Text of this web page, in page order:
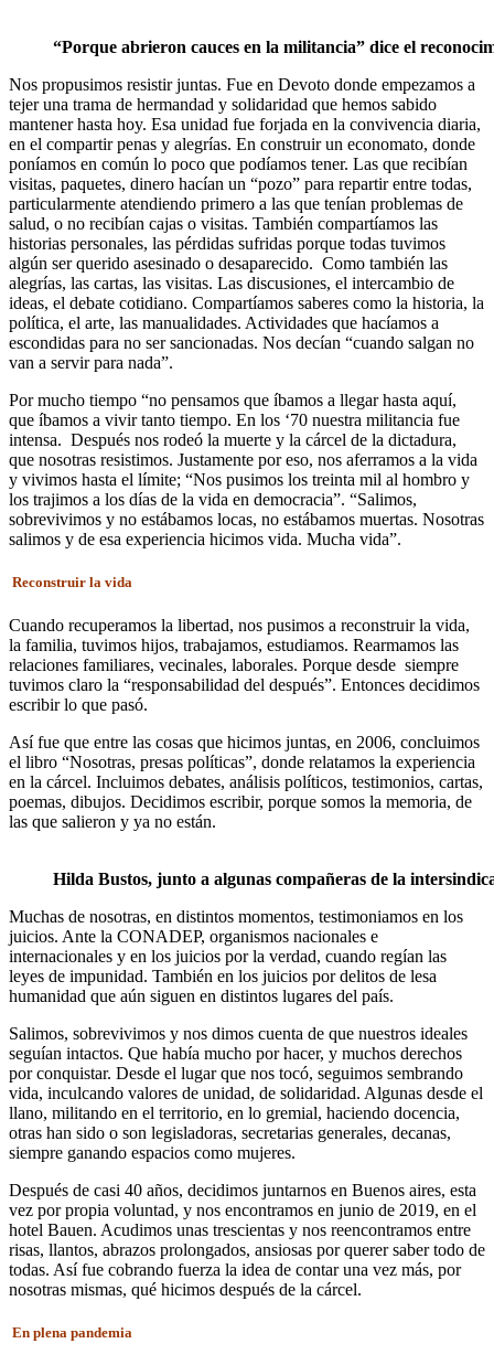
“Porque abrieron cauces en la militancia” dice el
Nos propusimos resistir juntas. Fue en Devoto donde empezamos a
tejer una trama de hermandad y solidaridad que hemos sabido
mantener hasta hoy. Esa unidad fue forjada en la convivencia diaria,
en el compartir penas y alegrías. En construir un economato, donde
poníamos en común lo poco que podíamos tener. Las que recibían
visitas, paquetes, dinero hacían un “pozo” para repartir entre todas,
particularmente atendiendo primero a las que tenían problemas de
salud, o no recibían cajas o visitas. También compartíamos las
historias personales, las pérdidas sufridas porque todas tuvimos
algún ser querido asesinado o desaparecido. Como también las
alegrías, las cartas, las visitas. Las discusiones, el intercambio de
ideas, el debate cotidiano. Compartíamos saberes como la historia, la
política, el arte, las manualidades. Actividades que hacíamos a
escondidas para no ser sancionadas. Nos decían “cuando salgan no
van a servir para nada”.
Por mucho tiempo “no pensamos que íbamos a llegar hasta aquí,
que íbamos a vivir tanto tiempo. En los ‘70 nuestra militancia fue
intensa. Después nos rodeó la muerte y la cárcel de la dictadura,
que nosotras resistimos. Justamente por eso, nos aferramos a la vida
y vivimos hasta el límite; “Nos pusimos los treinta mil al hombro y
los trajimos a los días de la vida en democracia”. “Salimos,
sobrevivimos y no estábamos locas, no estábamos muertas. Nosotras
salimos y de esa experiencia hicimos vida. Mucha vida”.
Reconstruir la vida
Cuando recuperamos la libertad, nos pusimos a reconstruir la vida,
la familia, tuvimos hijos, trabajamos, estudiamos. Rearmamos las
relaciones familiares, vecinales, laborales. Porque desde siempre
tuvimos claro la “responsabilidad del después”. Entonces decidimos
escribir lo que pasó.
Así fue que entre las cosas que hicimos juntas, en 2006, concluimos
el libro “Nosotras, presas políticas”, donde relatamos la experiencia
en la cárcel. Incluimos debates, análisis políticos, testimonios, cartas,
poemas, dibujos. Decidimos escribir, porque somos la memoria, de
las que salieron y ya no están.
Hilda Bustos, junto a algunas compañeras de la
Muchas de nosotras, en distintos momentos, testimoniamos en los
juicios. Ante la CONADEP, organismos nacionales e
internacionales y en los juicios por la verdad, cuando regían las
leyes de impunidad. También en los juicios por delitos de lesa
humanidad que aún siguen en distintos lugares del país.
Salimos, sobrevivimos y nos dimos cuenta de que nuestros ideales
seguían intactos. Que había mucho por hacer, y muchos derechos
por conquistar. Desde el lugar que nos tocó, seguimos sembrando
vida, inculcando valores de unidad, de solidaridad. Algunas desde el
llano, militando en el territorio, en lo gremial, haciendo docencia,
otras han sido o son legisladoras, secretarias generales, decanas,
siempre ganando espacios como mujeres.
Después de casi 40 años, decidimos juntarnos en Buenos aires, esta
vez por propia voluntad, y nos encontramos en junio de 2019, en el
hotel Bauen. Acudimos unas trescientas y nos reencontramos entre
risas, llantos, abrazos prolongados, ansiosas por querer saber todo de
todas. Así fue cobrando fuerza la idea de contar una vez más, por
nosotras mismas, qué hicimos después de la cárcel.
En plena pandemia